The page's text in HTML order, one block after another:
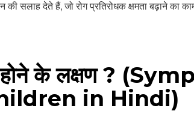
की सलाह देते हैं, जो रोग प्रतिरोधक क्षमता बढ़ाने का
होने के लक्षण ?
in Hindi)